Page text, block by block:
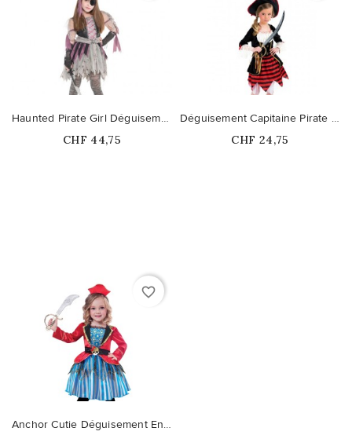
Haunted Pirate Girl Déguisement Enfant
Prix
CHF 44,75
Déguisement Capitaine Pirate Fille
Prix
CHF 24,75
favorite_border
Anchor Cutie Déguisement Enfant